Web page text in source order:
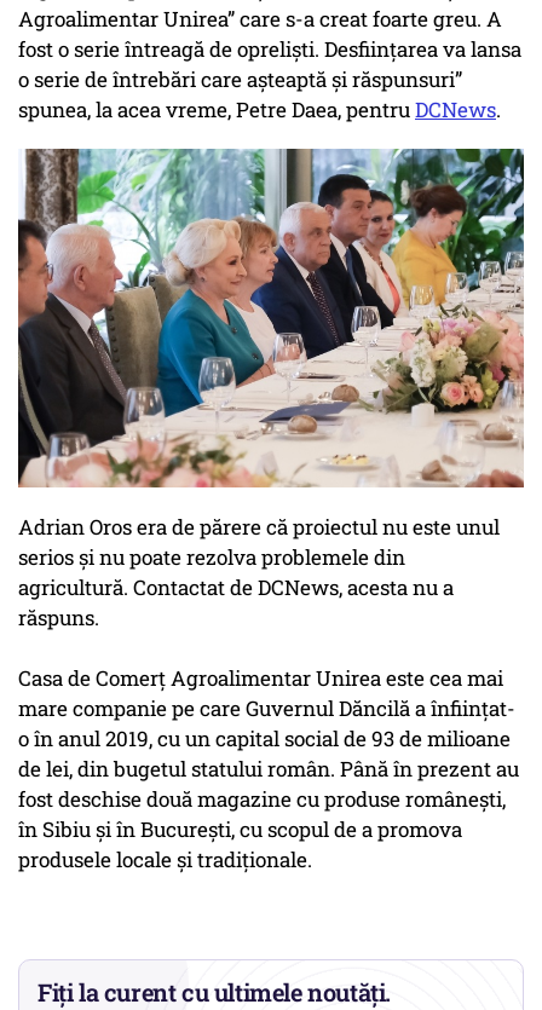
Agroalimentar Unirea” care s-a creat foarte greu. A
fost o serie întreagă de opreliști. Desființarea va lansa
o serie de întrebări care așteaptă și răspunsuri”
spunea, la acea vreme, Petre Daea, pentruDCNews.
Adrian Oros era de părere că proiectul nu este unul
serios și nu poate rezolva problemele din
agricultură. Contactat de DCNews, acesta nu a
răspuns.
Casa de Comerţ Agroalimentar Unirea este cea mai
mare companie pe care Guvernul Dăncilă a înființat-
o în anul 2019, cu un capital social de 93 de milioane
de lei, din bugetul statului român. Până în prezent au
fost deschise două magazine cu produse românești,
în Sibiu şi în Bucureşti, cu scopul de a promova
produsele locale și tradiționale.
Fiți la curent cu ultimele noutăți.